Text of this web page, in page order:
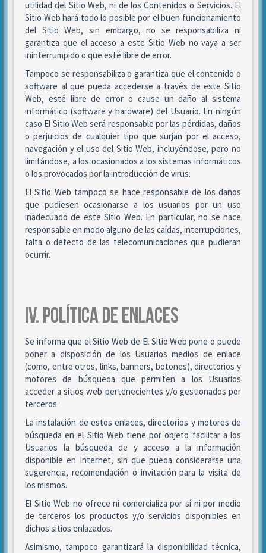
utilidad del Sitio Web, ni de los Contenidos o Servicios. El
Sitio Web hará todo lo posible por el buen funcionamiento
del Sitio Web, sin embargo, no se responsabiliza ni
garantiza que el acceso a este Sitio Web no vaya a ser
ininterrumpido o que esté libre de error.
Tampoco se responsabiliza o garantiza que el contenido o
software al que pueda accederse a través de este Sitio
Web, esté libre de error o cause un daño al sistema
informático (software y hardware) del Usuario. En ningún
caso El Sitio Web será responsable por las pérdidas, daños
o perjuicios de cualquier tipo que surjan por el acceso,
navegación y el uso del Sitio Web, incluyéndose, pero no
limitándose, a los ocasionados a los sistemas informáticos
o los provocados por la introducción de virus.
El Sitio Web tampoco se hace responsable de los daños
que pudiesen ocasionarse a los usuarios por un uso
inadecuado de este Sitio Web. En particular, no se hace
responsable en modo alguno de las caídas, interrupciones,
falta o defecto de las telecomunicaciones que pudieran
ocurrir.
IV. POLÍTICA DE ENLACES
Se informa que el Sitio Web de El Sitio Web pone o puede
poner a disposición de los Usuarios medios de enlace
(como, entre otros, links, banners, botones), directorios y
motores de búsqueda que permiten a los Usuarios
acceder a sitios web pertenecientes y/o gestionados por
terceros.
La instalación de estos enlaces, directorios y motores de
búsqueda en el Sitio Web tiene por objeto facilitar a los
Usuarios la búsqueda de y acceso a la información
disponible en Internet, sin que pueda considerarse una
sugerencia, recomendación o invitación para la visita de
los mismos.
El Sitio Web no ofrece ni comercializa por sí ni por medio
de terceros los productos y/o servicios disponibles en
dichos sitios enlazados.
Asimismo, tampoco garantizará la disponibilidad técnica,